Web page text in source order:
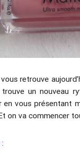
retrouve
un nouveau
en vous présentant
on va commencer
: